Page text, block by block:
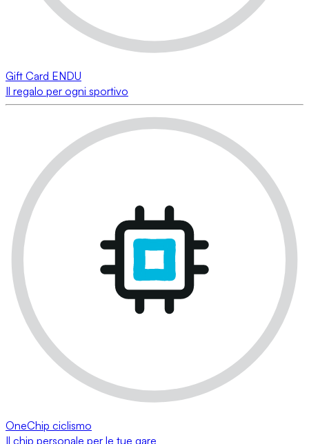
Gift Card ENDU
Il regalo per ogni sportivo
OneChip ciclismo
Il chip personale per le tue gare